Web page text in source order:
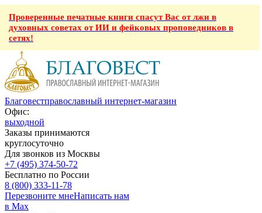
Проверенные печатные книги спасут Вас от лжи в
духовных советах от ИИ и фейковых проповедников в
сетях!
Благовестправославный интернет-магазин
Офис:
выходной
Заказы принимаются
круглосуточно
Для звонков из Москвы
+7 (495) 374-50-72
Бесплатно по России
8 (800) 333-11-78
Перезвоните мнеНаписать нам
в Max